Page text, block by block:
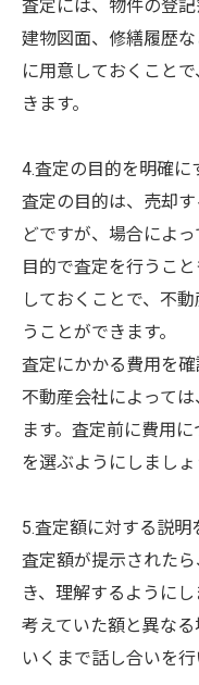
査定には、物件の登記
建物図面、修繕履歴
に用意しておくこと
きます。
4.査定の目的を明確に
査定の目的は、売却
どですが、場合によ
目的で査定を行うこ
しておくことで、不
うことができます。
査定にかかる費用を確
不動産会社によって
ます。査定前に費用
を選ぶようにしましょ
5.査定額に対する説明
査定額が提示された
き、理解するように
考えていた額と異な
いくまで話し合いを行